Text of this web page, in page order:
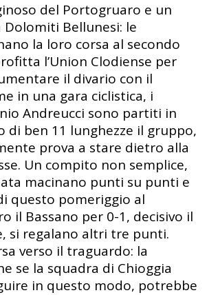
del Portogruaro e un
Dolomiti Bellunesi: le
la loro corsa al secondo
l’Union Clodiense per
il divario con il
in una gara ciclistica, i
Andreucci sono partiti in
di ben 11 lunghezze il gruppo,
prova a stare dietro alla
Un compito non semplice,
macinano punti su punti e
questo pomeriggio al
il Bassano per 0-1, decisivo il
si regalano altri tre punti.
verso il traguardo: la
se la squadra di Chioggia
in questo modo, potrebbe